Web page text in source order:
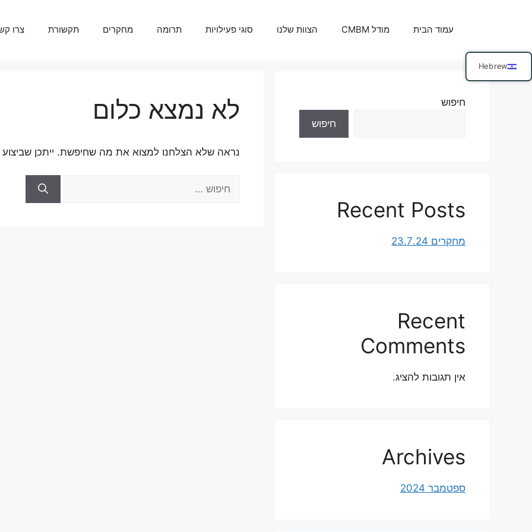
עמוד הבית מודל CMBM הצוות שלנו סוגי פעילויות תרומה מחקרים תקשורת צרו
לא נמצא כלום
נראה שלא הצלחנו למצוא את מה שחיפשת. ייתכן שביצוע
חיפוש
חיפוש
Recent Posts
מחקרים 23.7.24
Recent
Comments
אין תגובות להציג.
Archives
ספטמבר 2024
Hebrew